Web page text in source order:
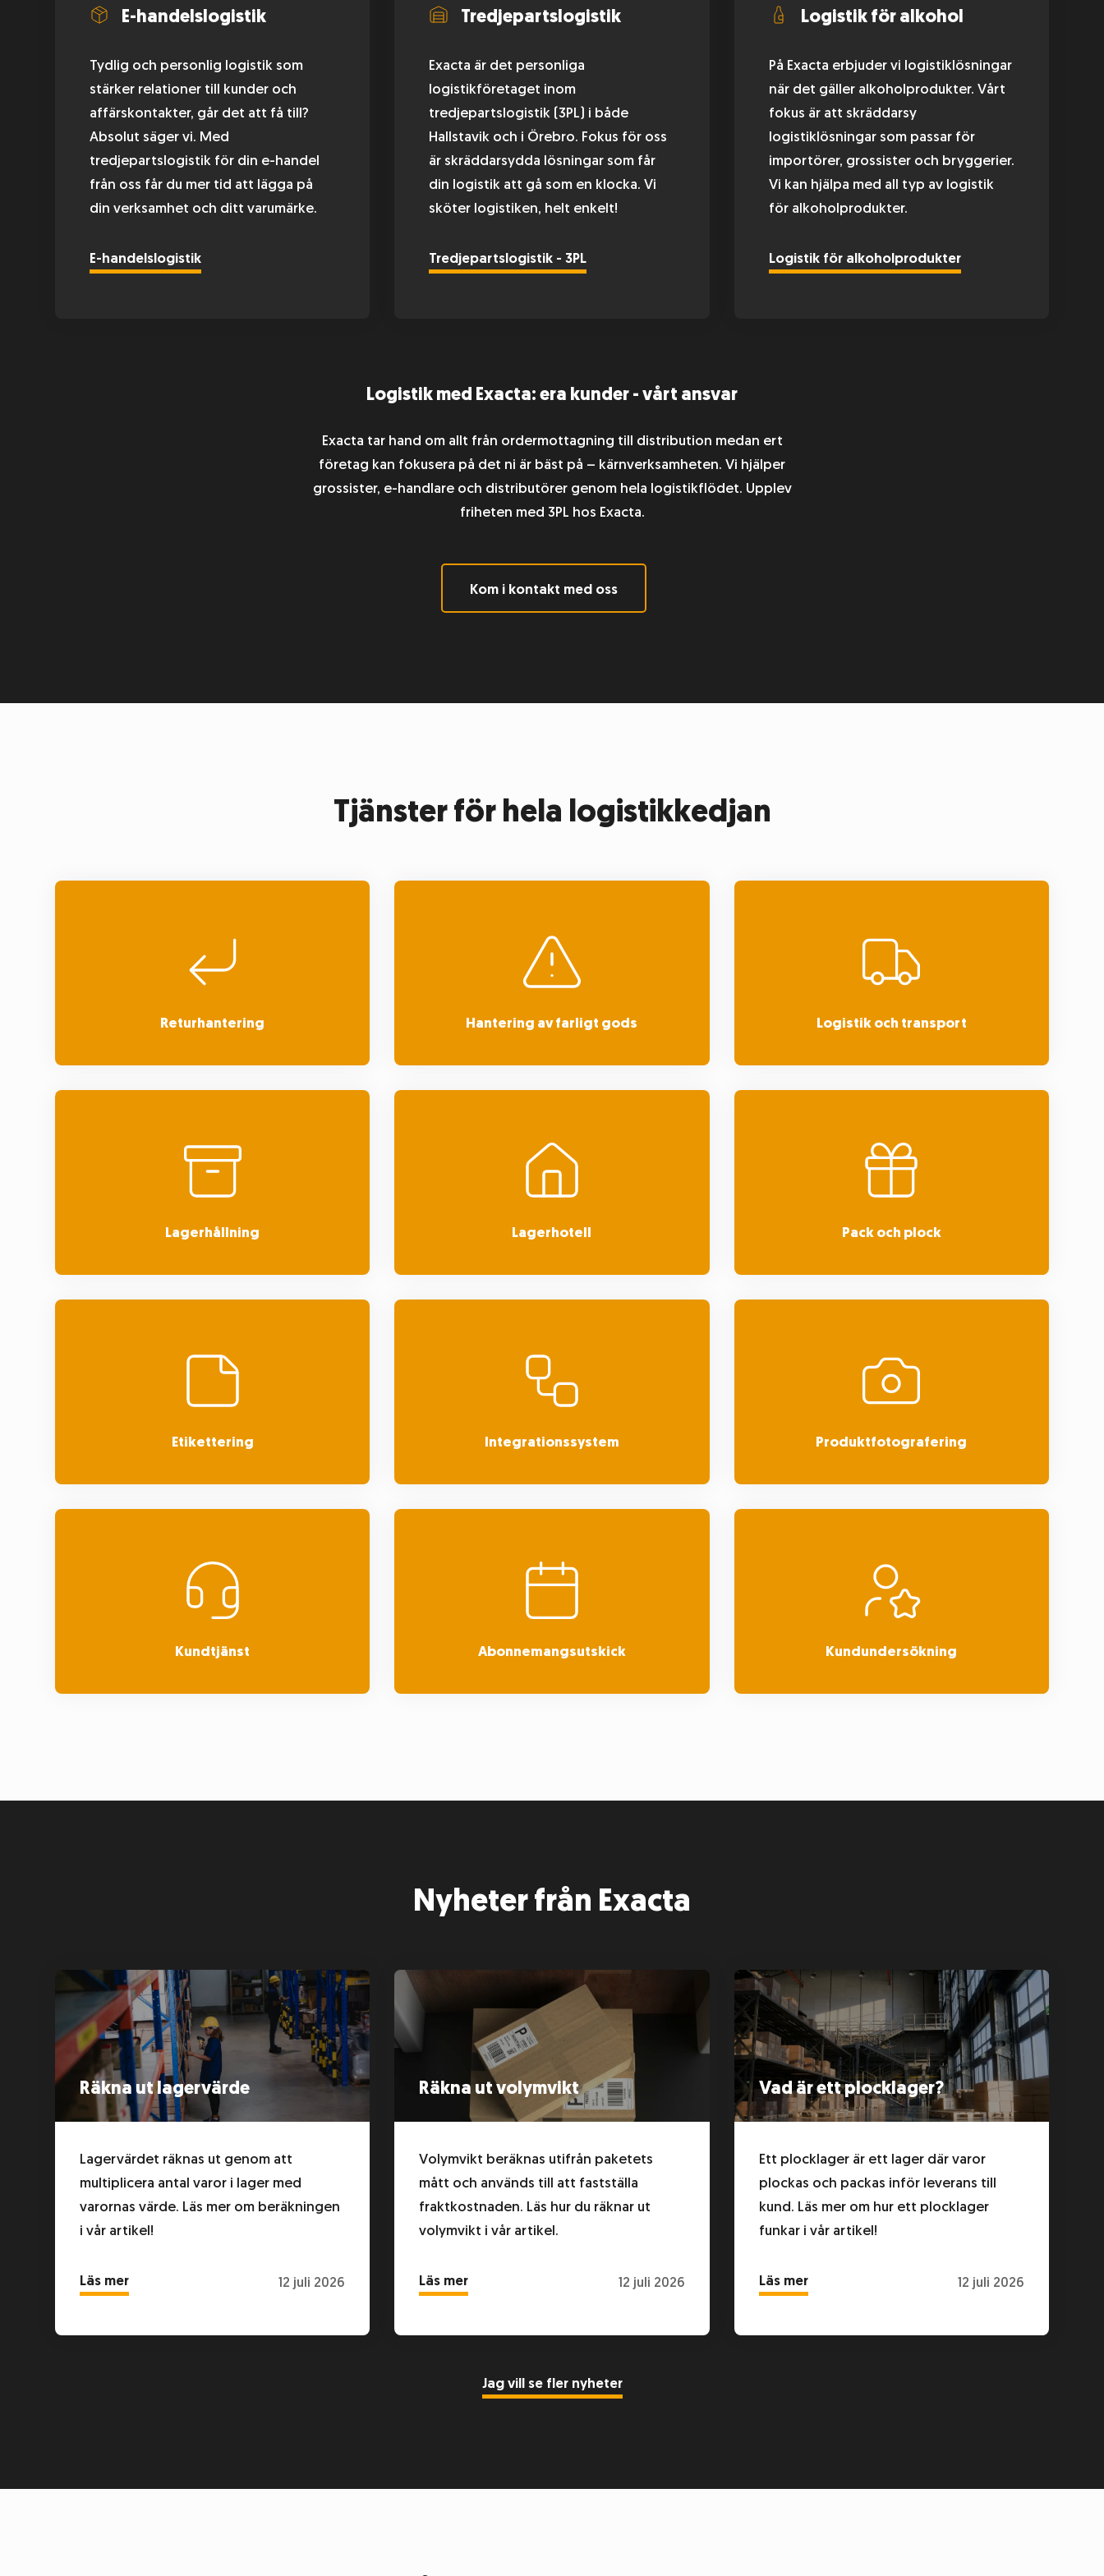
E-handelslogistik
Tydlig och personlig logistik som
stärker relationer till kunder och
affärskontakter, går det att få till?
Absolut säger vi. Med
tredjepartslogistik för din e-handel
från oss får du mer tid att lägga på
din verksamhet och ditt varumärke.
E-handelslogistik
Tredjepartslogistik
Exacta är det personliga
logistikföretaget inom
tredjepartslogistik (3PL) i både
Hallstavik och i Örebro. Fokus för oss
är skräddarsydda lösningar som får
din logistik att gå som en klocka. Vi
sköter logistiken, helt enkelt!
Tredjepartslogistik - 3PL
Logistik för alkohol
På Exacta erbjuder vi logistiklösningar
när det gäller alkoholprodukter. Vårt
fokus är att skräddarsy
logistiklösningar som passar för
importörer, grossister och bryggerier.
Vi kan hjälpa med all typ av logistik
för alkoholprodukter.
Logistik för alkoholprodukter
Logistik med Exacta: era kunder - vårt ansvar
Exacta tar hand om allt från ordermottagning till distribution medan ert
företag kan fokusera på det ni är bäst på – kärnverksamheten. Vi hjälper
grossister, e-handlare och distributörer genom hela logistikflödet. Upplev
friheten med 3PL hos Exacta.
Kom i kontakt med oss
Tjänster för hela logistikkedjan
Returhantering Hantering av farligt gods Logistik och transport
Lagerhållning Lagerhotell Pack och plock
Etikettering Integrationssystem Produktfotografering
Kundtjänst Abonnemangsutskick Kundundersökning
Nyheter från Exacta
Räkna ut lagervärde
Lagervärdet räknas ut genom att
multiplicera antal varor i lager med
varornas värde. Läs mer om beräkningen
i vår artikel!
Läs mer 12 juli 2026
Räkna ut volymvikt
Volymvikt beräknas utifrån paketets
mått och används till att fastställa
fraktkostnaden. Läs hur du räknar ut
volymvikt i vår artikel.
Läs mer 12 juli 2026
Vad är ett plocklager?
Ett plocklager är ett lager där varor
plockas och packas inför leverans till
kund. Läs mer om hur ett plocklager
funkar i vår artikel!
Läs mer 12 juli 2026
Jag vill se fler nyheter
Returhantering
Integrationssystem
Lagerhotell